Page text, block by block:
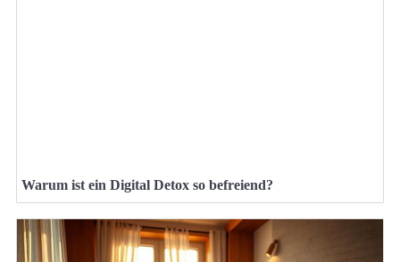
Warum ist ein Digital Detox so befreiend?